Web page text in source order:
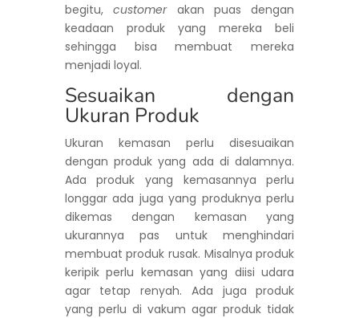
begitu,customerakan puas dengan
keadaan produk yang mereka beli
sehingga bisa membuat mereka
menjadi loyal.
Sesuaikan dengan
Ukuran Produk
Ukuran kemasan perlu disesuaikan
dengan produk yang ada di dalamnya.
Ada produk yang kemasannya perlu
longgar ada juga yang produknya perlu
dikemas dengan kemasan yang
ukurannya pas untuk menghindari
membuat produk rusak. Misalnya produk
keripik perlu kemasan yang diisi udara
agar tetap renyah. Ada juga produk
yang perlu di vakum agar produk tidak